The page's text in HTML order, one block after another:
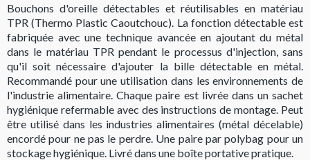
Bouchons d'oreille détectables et réutilisables en matériau
TPR (Thermo Plastic Caoutchouc). La fonction détectable est
fabriquée avec une technique avancée en ajoutant du métal
dans le matériau TPR pendant le processus d'injection, sans
qu'il soit nécessaire d'ajouter la bille détectable en métal.
Recommandé pour une utilisation dans les environnements de
l'industrie alimentaire. Chaque paire est livrée dans un sachet
hygiénique refermable avec des instructions de montage. Peut
être utilisé dans les industries alimentaires (métal décelable)
encordé pour ne pas le perdre. Une paire par polybag pour un
stockage hygiénique. Livré dans une boîte portative pratique.